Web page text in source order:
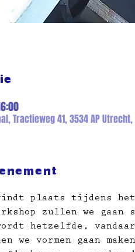
Tractieweg 41, 3534 AP
vindt plaats tijdens
zullen we
hetzelfde,
we vormen gaan